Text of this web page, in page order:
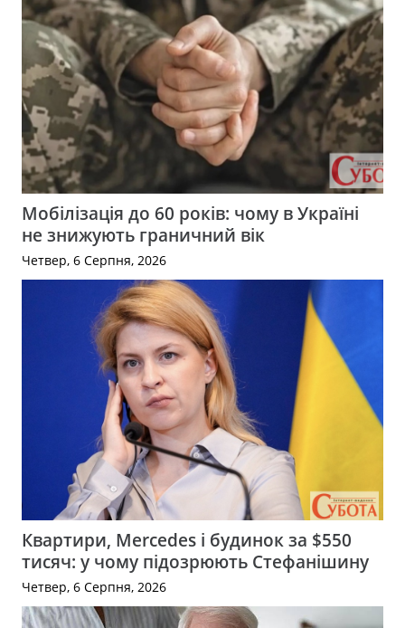
Мобілізація до 60 років: чому в Україні
не знижують граничний вік
Четвер, 6 Серпня, 2026
Квартири, Mercedes і будинок за $550
тисяч: у чому підозрюють Стефанішину
Четвер, 6 Серпня, 2026